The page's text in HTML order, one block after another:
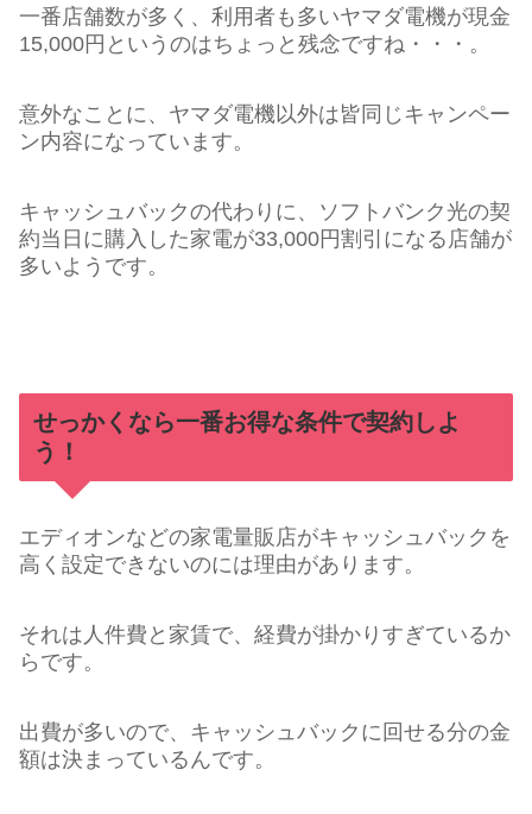
一番店舗数が多く、利用者も多いヤマダ電機が現金
15,000円というのはちょっと残念ですね・・・。
意外なことに、ヤマダ電機以外は皆同じキャンペー
ン内容になっています。
キャッシュバックの代わりに、ソフトバンク光の契
約当日に購入した家電が33,000円割引になる店舗が
多いようです。
せっかくなら一番お得な条件で契約しよ
う！
エディオンなどの家電量販店がキャッシュバックを
高く設定できないのには理由があります。
それは人件費と家賃で、経費が掛かりすぎているか
らです。
出費が多いので、キャッシュバックに回せる分の金
額は決まっているんです。